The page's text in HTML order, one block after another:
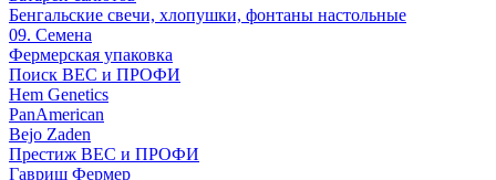
Бенгальские свечи, хлопушки, фонтаны настольные
09. Семена
Фермерская упаковка
Поиск ВЕС и ПРОФИ
Hem Genetics
PanAmerican
Bejo Zaden
Престиж ВЕС и ПРОФИ
Гавриш Фермер